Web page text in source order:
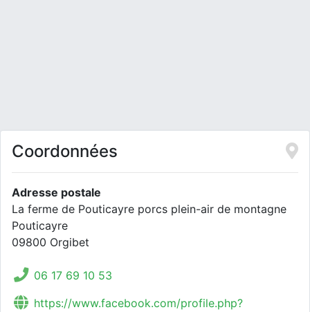
Coordonnées
Adresse postale
La ferme de Pouticayre porcs plein-air de montagne
Pouticayre
09800 Orgibet
06 17 69 10 53
https://www.facebook.com/profile.php?